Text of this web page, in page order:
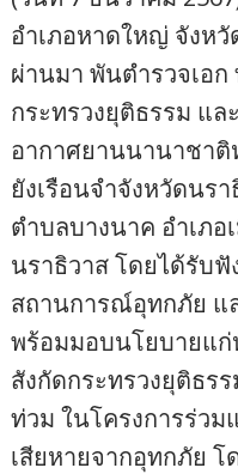
อำเภอหาดใหญ่ จังหวั
ผ่านมา พันตำรวจเอ
กระทรวงยุติธรรม แ
อากาศยานนานาชาติ
ยังเรือนจำจังหวัดนร
ตำบลบางนาค อำเภอ
นราธิวาส โดยได้รับฟั
สถานการณ์อุทกภัย
พร้อมมอบนโยบายแ
สังกัดกระทรวงยุติธร
ท่วม ในโครงการร่ว
เสียหายจากอุทกภัย